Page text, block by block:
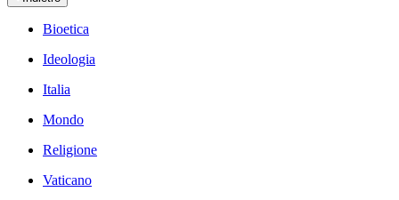
Bioetica
Ideologia
Italia
Mondo
Religione
Vaticano